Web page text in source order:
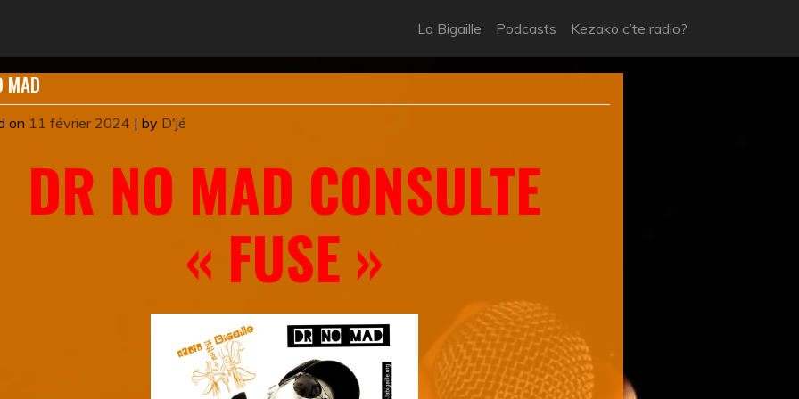
La Bigaille Podcasts Kezako c’te radio?
MAD
on 11 février 2024 | by D'jé
DR NO MAD CONSULTE
« FUSE »